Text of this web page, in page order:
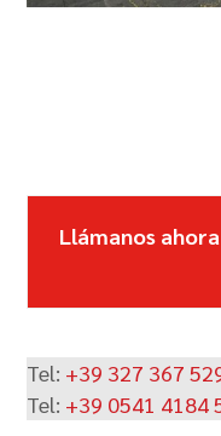
Llámanos ahora
Tel: +39 327 367
Tel: +39 0541 4184